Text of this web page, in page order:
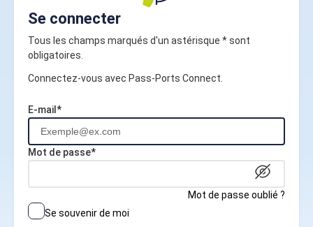
Se connecter
Tous les champs marqués d'un astérisque * sont
obligatoires.
Connectez-vous avec Pass-Ports Connect.
E-mail*
Mot de passe*
Mot de passe oublié ?
Se souvenir de moi